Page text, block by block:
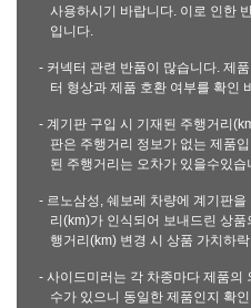
사용하시기 바랍니다. 이로 인한
입니다.
- 커넥터 관련 반품이 많습니다. 제
터 형상과 제품 호환 여부를 확인
- 계기판 구입 시 기재된 주행거리
판은 주행거리 정보가 없는 제품
된 주행거리는 오차가 있을수있습
- 르노삼성, 쉐보레 차량에 계기판
리(km)가 인식되어 보내드린 상
행거리(km) 변경 시 상품 가치하
- 사이드미러는 각 차종마다 제품의
수가 있으니 동일한 제품인지 확